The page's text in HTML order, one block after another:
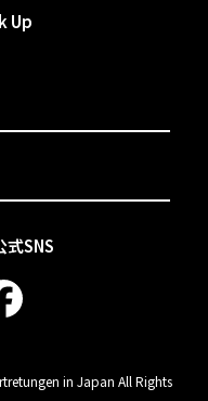
SNS
Up
in Japan All Rights